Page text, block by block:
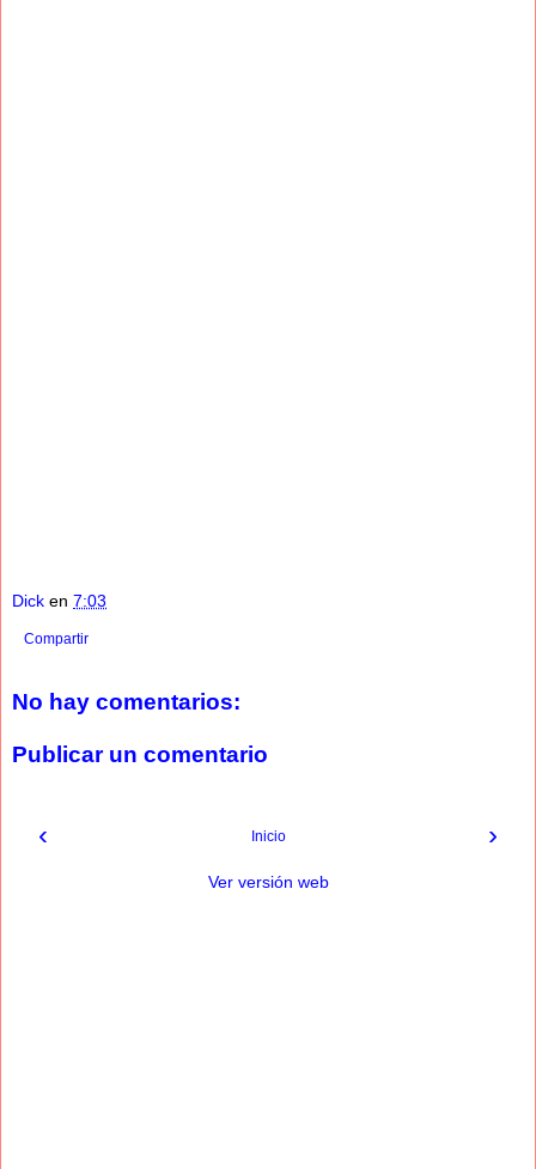
Dick en 7:03
Compartir
No hay comentarios:
Publicar un comentario
‹ ›
Inicio
Ver versión web